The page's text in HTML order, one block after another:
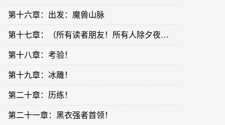
第十六章：出发：魔兽山脉
第十七章：（所有读者朋友！所有人除夕夜快乐！新年快乐！）
第十八章：考验！
第十九章：冰雕！
第二十章：历练！
第二十一章：黑衣强者首领！